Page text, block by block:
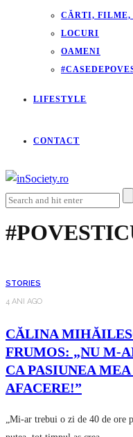
CĂRTI, FILME,
LOCURI
OAMENI
LIFESTYLE
CONTACT
STORIES
4 ANI AGO
CĂLINA
FRUMOS: „NU M-
CA PASIUNEA
AFACERE!”
„Mi-ar trebui o zi de 40 de ore